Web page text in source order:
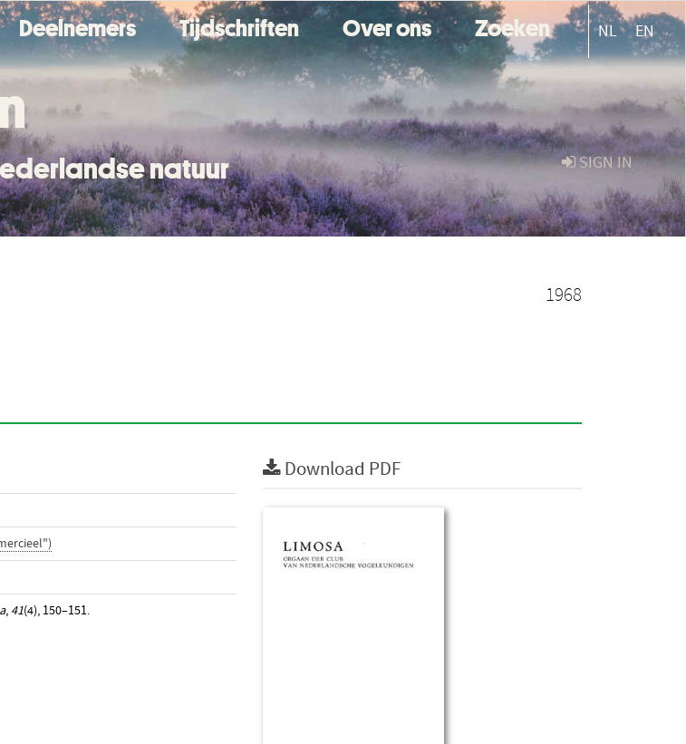
Deelnemers Tijdschriften Over ons Zoeken NL EN
SIGN IN
natuur
1968
, 41(4), 150–151.
Download PDF